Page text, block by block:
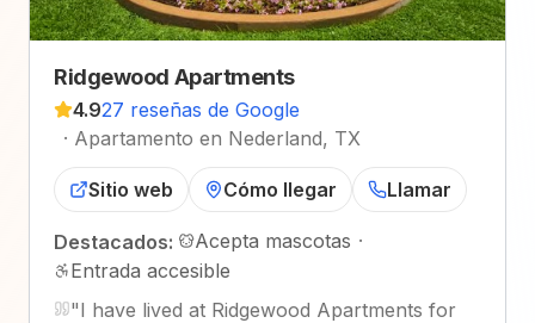
Ridgewood Apartments
4.927 reseñas de Google
· Apartamento en Nederland, TX
Sitio web Cómo llegar Llamar
Destacados: Acepta mascotas ·
Entrada accesible
"I have lived at Ridgewood Apartments for